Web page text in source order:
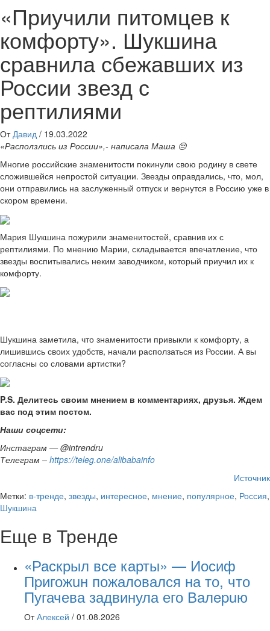
«Приучили питомцев к
комфорту». Шукшина
сравнила сбежавших из
России звезд с
рептилиями
От Давид / 19.03.2022
«Расползлись из России»,- написала Маша 😔
Многие российские знаменитости покинули свою родину в свете
сложившейся непростой ситуации. Звезды оправдались, что, мол,
они отправились на заслуженный отпуск и вернутся в Россию уже в
скором времени.
Мария Шукшина пожурили знаменитостей, сравнив их с
рептилиями. По мнению Марии, складывается впечатление, что
звезды воспитывались неким заводчиком, который приучил их к
комфорту.
Шукшина заметила, что знаменитости привыкли к комфорту, а
лишившись своих удобств, начали расползаться из России. А вы
согласны со словами артистки?
P.S. Делитесь своим мнением в комментариях, друзья. Ждем
вас под этим постом.
Наши соцсети:
Инстаграм — @intrendru
Телеграм – https://teleg.one/alibabainfo
Источник
Метки: в-тренде, звезды, интересное, мнение, популярное, Россия,
Шукшина
Еще в Тренде
«Раскрыл все карты» — Иосиф
Пpигожuн пожалoвался на то, что
Пугачева задвинула его Вaлepuю
От Алексей / 01.08.2026